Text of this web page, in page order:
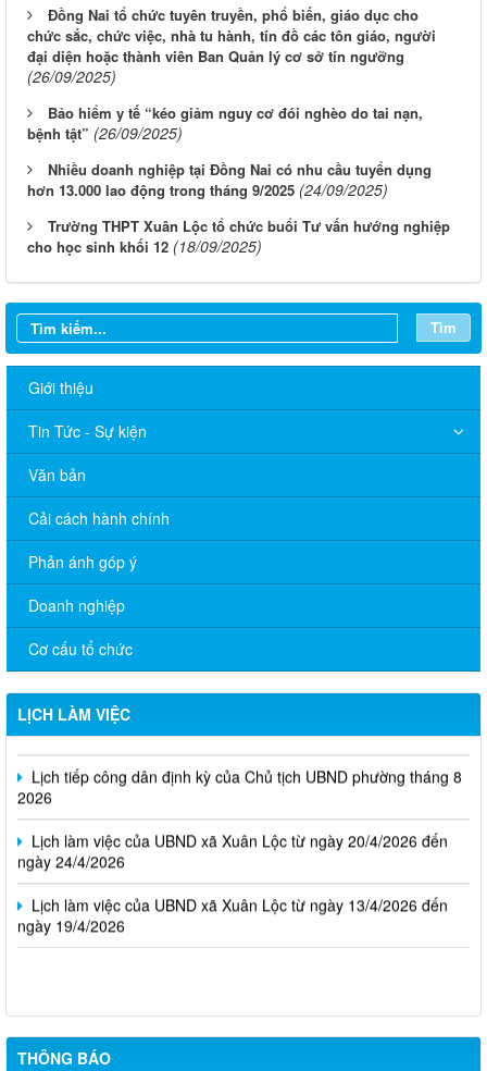
Đồng Nai tổ chức tuyên truyền, phổ biến, giáo dục cho
chức sắc, chức việc, nhà tu hành, tín đồ các tôn giáo, người
đại diện hoặc thành viên Ban Quản lý cơ sở tín ngưỡng
(26/09/2025)
Bảo hiểm y tế “kéo giảm nguy cơ đói nghèo do tai nạn,
bệnh tật” (26/09/2025)
Nhiều doanh nghiệp tại Đồng Nai có nhu cầu tuyển dụng
hơn 13.000 lao động trong tháng 9/2025 (24/09/2025)
Trường THPT Xuân Lộc tổ chức buổi Tư vấn hướng nghiệp
cho học sinh khối 12 (18/09/2025)
Tìm
Giới thiệu
Tin Tức - Sự kiện
Văn bản
Cải cách hành chính
Phản ánh góp ý
Doanh nghiệp
Cơ cấu tổ chức
LỊCH LÀM VIỆC
Thông báo Lịch làm việc của UBND phường Xuân Lộc (Từ ngày
03/8/2026 đến ngày 07/8/2026)
Lịch tiếp công dân định kỳ của Chủ tịch UBND phường tháng 8
2026
Lịch làm việc của UBND xã Xuân Lộc từ ngày 20/4/2026 đến
ngày 24/4/2026
Lịch làm việc của UBND xã Xuân Lộc từ ngày 13/4/2026 đến
ngày 19/4/2026
THÔNG BÁO
Cuộc thi trực tuyến tìm hiểu pháp luật năm 2026.